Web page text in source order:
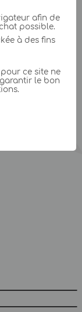
afin de
possible.
à des fins
ce site ne
le bon